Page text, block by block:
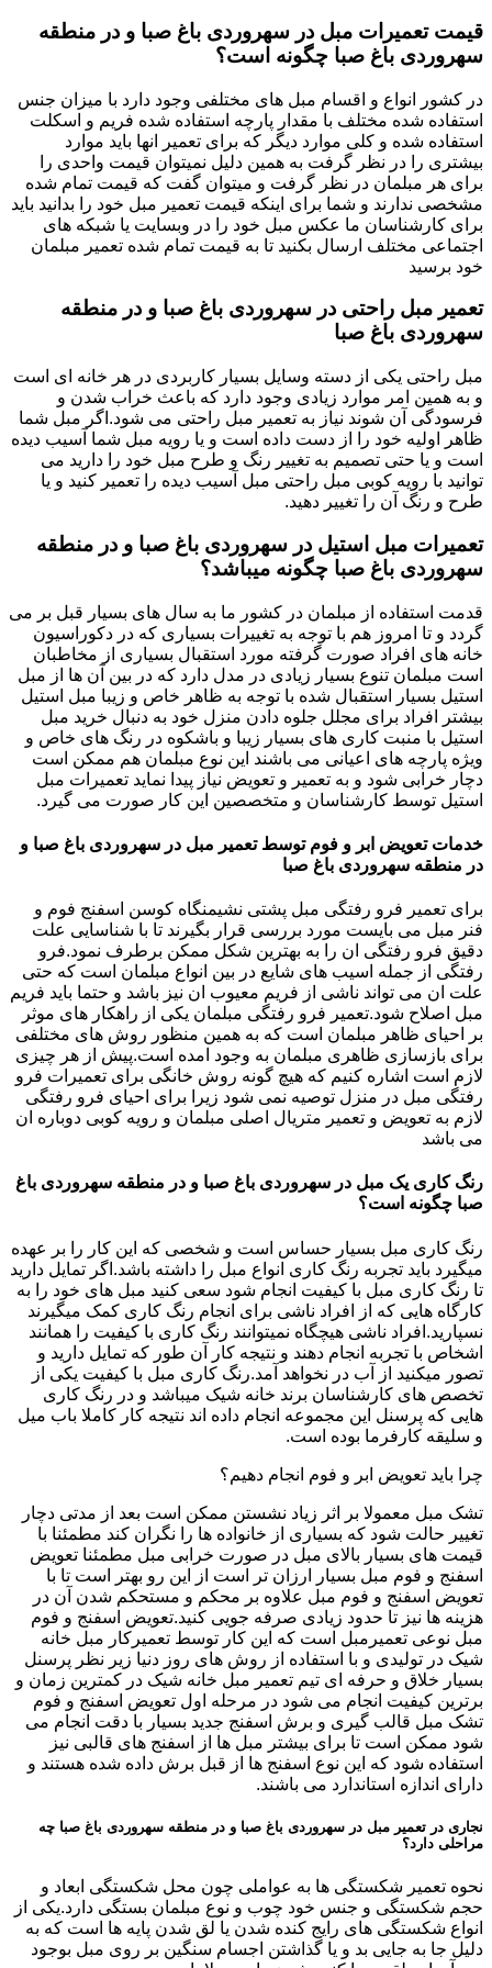
قیمت تعمیرات مبل در سهروردی باغ صبا و در منطقه
سهروردی باغ صبا چگونه است؟
در کشور انواع و اقسام مبل های مختلفی وجود دارد با میزان جنس
استفاده شده مختلف با مقدار پارچه استفاده شده فریم و اسکلت
استفاده شده و کلی موارد دیگر که برای تعمیر انها باید موارد
بیشتری را در نظر گرفت به همین دلیل نمیتوان قیمت واحدی را
برای هر مبلمان در نظر گرفت و میتوان گفت که قیمت تمام شده
مشخصی ندارند و شما برای اینکه قیمت تعمیر مبل خود را بدانید باید
برای کارشناسان ما عکس مبل خود را در وبسایت یا شبکه های
اجتماعی مختلف ارسال بکنید تا به قیمت تمام شده تعمیر مبلمان
خود برسید
تعمیر مبل راحتی در سهروردی باغ صبا و در منطقه
سهروردی باغ صبا
مبل راحتی یکی از دسته وسایل بسیار کاربردی در هر خانه ای است
و به همین امر موارد زیادی وجود دارد که باعث خراب شدن و
فرسودگی آن شوند نیاز به تعمیر مبل راحتی می شود.اگر مبل شما
ظاهر اولیه خود را از دست داده است و یا رویه مبل شما آسیب دیده
است و یا حتی تصمیم به تغییر رنگ و طرح مبل خود را دارید می
توانید با رویه کوبی مبل راحتی مبل آسیب دیده را تعمیر کنید و یا
طرح و رنگ آن را تغییر دهید.
تعمیرات مبل استیل در سهروردی باغ صبا و در منطقه
سهروردی باغ صبا چگونه میباشد؟
قدمت استفاده از مبلمان در کشور ما به سال های بسیار قبل بر می
گردد و تا امروز هم با توجه به تغییرات بسیاری که در دکوراسیون
خانه های افراد صورت گرفته مورد استقبال بسیاری از مخاطبان
است مبلمان تنوع بسیار زیادی در مدل دارد که در بین آن ها از مبل
استیل بسیار استقبال شده با توجه به ظاهر خاص و زیبا مبل استیل
بیشتر افراد برای مجلل جلوه دادن منزل خود به دنبال خرید مبل
استیل با منبت کاری های بسیار زیبا و باشکوه در رنگ های خاص و
ویژه پارچه های اعیانی می باشند این نوع مبلمان هم ممکن است
دچار خرابی شود و به تعمیر و تعویض نیاز پیدا نماید تعمیرات مبل
استیل توسط کارشناسان و متخصصین این کار صورت می گیرد.
خدمات تعویض ابر و فوم توسط تعمیر مبل در سهروردی باغ صبا و
در منطقه سهروردی باغ صبا
برای تعمیر فرو رفتگی مبل پشتی نشیمنگاه کوسن اسفنج فوم و
فنر مبل می بایست مورد بررسی قرار بگیرند تا با شناسایی علت
دقیق فرو رفتگی ان را به بهترین شکل ممکن برطرف نمود.فرو
رفتگی از جمله اسیب های شایع در بین انواع مبلمان است که حتی
علت ان می تواند ناشی از فریم معیوب ان نیز باشد و حتما باید فریم
مبل اصلاح شود.تعمیر فرو رفتگی مبلمان یکی از راهکار های موثر
بر احیای ظاهر مبلمان است که به همین منظور روش های مختلفی
برای بازسازی ظاهری مبلمان به وجود امده است.پیش از هر چیزی
لازم است اشاره کنیم که هیچ گونه روش خانگی برای تعمیرات فرو
رفتگی مبل در منزل توصیه نمی شود زیرا برای احیای فرو رفتگی
لازم به تعویض و تعمیر متریال اصلی مبلمان و رویه کوبی دوباره ان
می باشد
رنگ کاری یک مبل در سهروردی باغ صبا و در منطقه سهروردی باغ
صبا چگونه است؟
رنگ کاری مبل بسیار حساس است و شخصی که این کار را بر عهده
میگیرد باید تجربه رنگ کاری انواع مبل را داشته باشد.اگر تمایل دارید
تا رنگ کاری مبل با کیفیت انجام شود سعی کنید مبل های خود را به
کارگاه هایی که از افراد ناشی برای انجام رنگ کاری کمک میگیرند
نسپارید.افراد ناشی هیچگاه نمیتوانند رنگ کاری با کیفیت را همانند
اشخاص با تجربه انجام دهند و نتیجه کار آن طور که تمایل دارید و
تصور میکنید از آب در نخواهد آمد.رنگ کاری مبل با کیفیت یکی از
تخصص های کارشناسان برند خانه شیک میباشد و در رنگ کاری
هایی که پرسنل این مجموعه انجام داده اند نتیجه کار کاملا باب میل
و سلیقه کارفرما بوده است.
چرا باید تعویض ابر و فوم انجام دهیم؟
تشک مبل معمولا بر اثر زیاد نشستن ممکن است بعد از مدتی دچار
تغییر حالت شود که بسیاری از خانواده ها را نگران کند مطمئنا با
قیمت های بسیار بالای مبل در صورت خرابی مبل مطمئنا تعویض
اسفنج و فوم مبل بسیار ارزان تر است از این رو بهتر است تا با
تعویض اسفنج و فوم مبل علاوه بر محکم و مستحکم شدن آن در
هزینه ها نیز تا حدود زیادی صرفه جویی کنید.تعویض اسفنج و فوم
مبل نوعی تعمیرمبل است که این کار توسط تعمیرکار مبل خانه
شیک در تولیدی و با استفاده از روش های روز دنیا زیر نظر پرسنل
بسیار خلاق و حرفه ای تیم تعمیر مبل خانه شیک در کمترین زمان و
برترین کیفیت انجام می شود در مرحله اول تعویض اسفنج و فوم
تشک مبل قالب گیری و برش اسفنج جدید بسیار با دقت انجام می
شود ممکن است تا برای بیشتر مبل ها از اسفنج های قالبی نیز
استفاده شود که این نوع اسفنج ها از قبل برش داده شده هستند و
دارای اندازه استاندارد می باشند.
نجاری در تعمیر مبل در سهروردی باغ صبا و در منطقه سهروردی باغ صبا چه
مراحلی دارد؟
نحوه تعمیر شکستگی ها به عواملی چون محل شکستگی ابعاد و
حجم شکستگی و جنس خود چوب و نوع مبلمان بستگی دارد.یکی از
انواع شکستگی های رایج کنده شدن یا لق شدن پایه ها است که به
دلیل جا به جایی بد و یا گذاشتن اجسام سنگین بر روی مبل بوجود